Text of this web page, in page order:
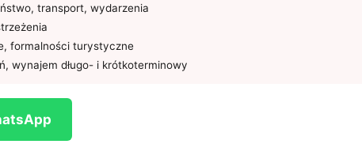
transport, wydarzenia
formalności turystyczne
wynajem długo- i krótkoterminowy